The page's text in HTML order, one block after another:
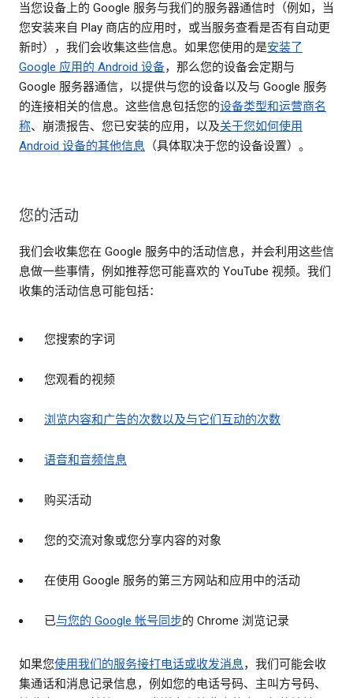
当您设备上的 Google 服务与我们的服务器通信时（例如，当
您安装来自 Play 商店的应用时，或当服务查看是否有自动更
新时），我们会收集这些信息。如果您使用的是安装了
Google 应用的 Android 设备，那么您的设备会定期与
Google 服务器通信，以提供与您的设备以及与 Google 服务
的连接相关的信息。这些信息包括您的设备类型和运营商名
称、崩溃报告、您已安装的应用，以及关于您如何使用
Android 设备的其他信息 （具体取决于您的设备设置）。
您的活动
我们会收集您在 Google 服务中的活动信息，并会利用这些信
息做一些事情，例如推荐您可能喜欢的 YouTube 视频。我们
收集的活动信息可能包括：
您搜索的字词
您观看的视频
浏览内容和广告的次数以及与它们互动的次数
语音和音频信息
购买活动
您的交流对象或您分享内容的对象
在使用 Google 服务的第三方网站和应用中的活动
已与您的 Google 帐号同步的 Chrome 浏览记录
如果您使用我们的服务接打电话或收发消息，我们可能会收
集通话和消息记录信息，例如您的电话号码、主叫方号码、